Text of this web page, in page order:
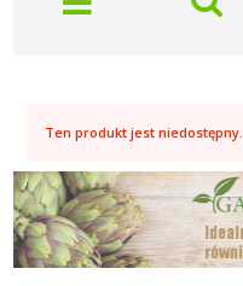
Ten produkt jest niedostępny.